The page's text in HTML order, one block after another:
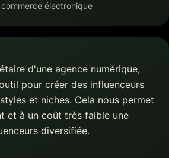
électronique
d'une agence numérique,
pour créer des influenceurs
et niches. Cela nous permet
et à un coût très faible une
diversifiée.